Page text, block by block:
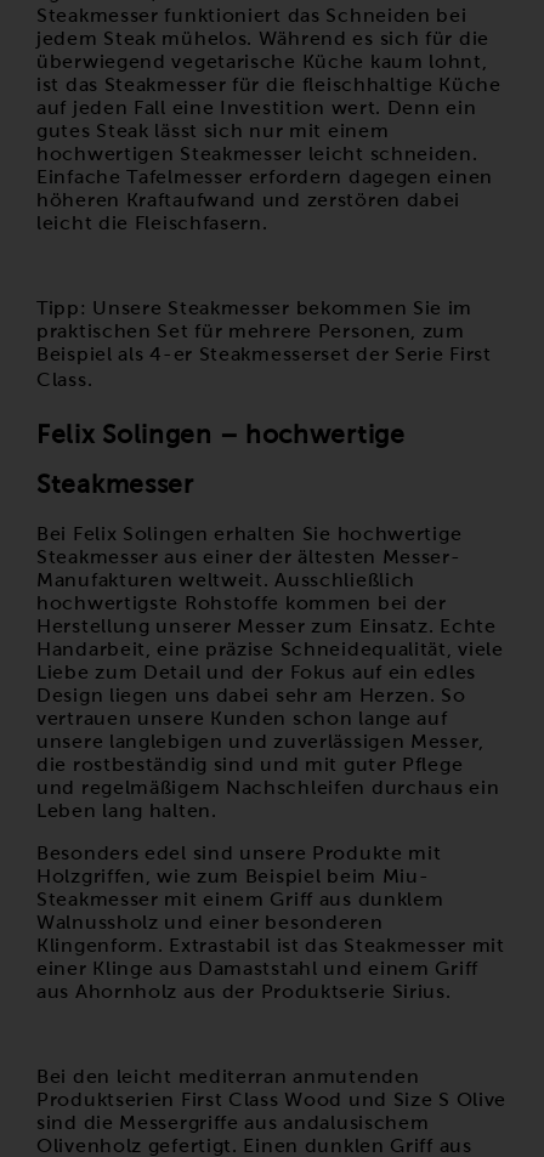
Steakmesser funktioniert das Schneiden bei
jedem Steak mühelos. Während es sich für die
überwiegend vegetarische Küche kaum lohnt,
ist das Steakmesser für die fleischhaltige Küche
auf jeden Fall eine Investition wert. Denn ein
gutes Steak lässt sich nur mit einem
hochwertigen Steakmesser leicht schneiden.
Einfache Tafelmesser erfordern dagegen einen
höheren Kraftaufwand und zerstören dabei
leicht die Fleischfasern.
Tipp: Unsere Steakmesser bekommen Sie im
praktischen Set für mehrere Personen, zum
Beispiel als4-er Steakmesserset der Serie First
Class.
Felix Solingen – hochwertige
Steakmesser
Bei Felix Solingen erhalten Sie hochwertige
Steakmesser aus einer der ältesten Messer-
Manufakturen weltweit. Ausschließlich
hochwertigste Rohstoffe kommen bei der
Herstellung unserer Messer zum Einsatz. Echte
Handarbeit, eine präzise Schneidequalität, viele
Liebe zum Detail und der Fokus auf ein edles
Design liegen uns dabei sehr am Herzen. So
vertrauen unsere Kunden schon lange auf
unsere langlebigen und zuverlässigen Messer,
die rostbeständig sind und mit guter Pflege
und regelmäßigem Nachschleifen durchaus ein
Leben lang halten.
Besonders edel sind unsere Produkte mit
Holzgriffen, wie zum Beispiel beim Miu-
Steakmesser mit einem Griff aus dunklem
Walnussholz und einer besonderen
Klingenform. Extrastabil ist das Steakmesser mit
einer Klinge aus Damaststahl und einem Griff
aus Ahornholz aus der Produktserie Sirius.
Bei den leicht mediterran anmutenden
Produktserien First Class Wood und Size S Olive
sind die Messergriffe aus andalusischem
Olivenholz gefertigt. Einen dunklen Griff aus